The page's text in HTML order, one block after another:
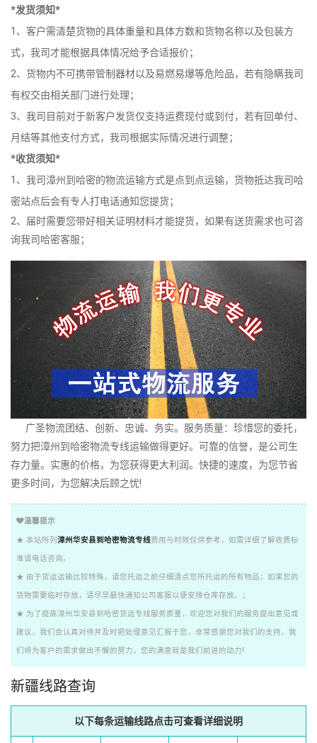
*发货须知*
1、客户需清楚货物的具体重量和具体方数和货物名称以及包装方
式，我司才能根据具体情况给予合适报价；
2、货物内不可携带管制器材以及易燃易爆等危险品，若有隐瞒我司
有权交由相关部门进行处理；
3、我司目前对于新客户发货仅支持运费现付或到付，若有回单付、
月结等其他支付方式，我司根据实际情况进行调整；
*收货须知*
1、我司漳州到哈密的物流运输方式是点到点运输，货物抵达我司哈
密站点后会有专人打电话通知您提货；
2、届时需要您带好相关证明材料才能提货，如果有送货需求也可咨
询我司哈密客服；
广圣物流团结、创新、忠诚、务实。服务质量：珍惜您的委托，
努力把漳州到哈密物流专线运输做得更好。可靠的信誉，是公司生
存力量。实惠的价格，为您获得更大利润。快捷的速度，为您节省
更多时间，为您解决后顾之忧!
温馨提示
★ 本站所列 漳州华安县到哈密物流专线费用与时效仅供参考，如需详细了解收费标
准请电话咨询。
★ 由于货运运输比较特殊，请您托运之前仔细清点您所托运的所有物品；如果您的
货物需要临时存放，请尽早最快通知公司客服以便安排仓库存放。；
★ 为了提高漳州华安县到哈密货运专线服务质量，欢迎您对我们的服务提出意见或
建议，我们会认真对待并及时把处理意见汇报于您，非常感谢您对我们的支持，我
们将为客户的需求做出不懈的努力，您的满意就是我们前进的动力!
新疆线路查询
以下每条运输线路点击可查看详细说明